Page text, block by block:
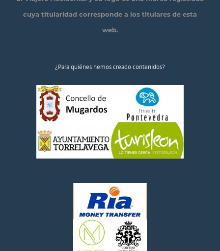
cuya titularidad corresponde a los titulares de esta
web.
¿Para quiénes hemos creado contenidos?